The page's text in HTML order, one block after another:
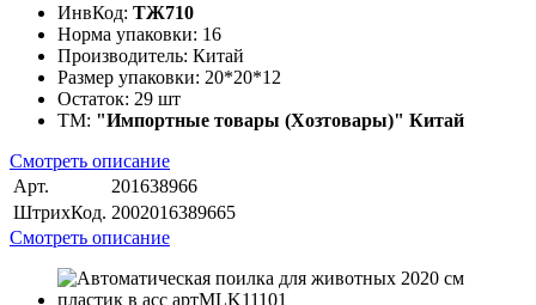
ИнвКод: ТЖ710
Норма упаковки: 16
Производитель: Китай
Размер упаковки: 20*20*12
Остаток: 29 шт
ТМ: "Импортные товары (Хозтовары)" Китай
Смотреть описание
Арт.
201638966
ШтрихКод. 2002016389665
Смотреть описание